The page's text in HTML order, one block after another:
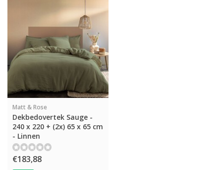
Matt & Rose
Dekbedovertek Sauge -
240 x 220 + (2x) 65 x 65 cm
- Linnen
€183,88